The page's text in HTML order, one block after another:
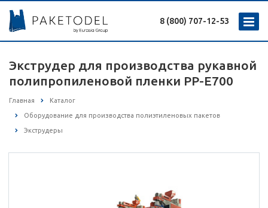
8 (800) 707-12-53
Экструдер для производства рукавной
полипропиленовой пленки PP-E700
Главная Каталог
Оборудование для производства полиэтиленовых пакетов
Экструдеры